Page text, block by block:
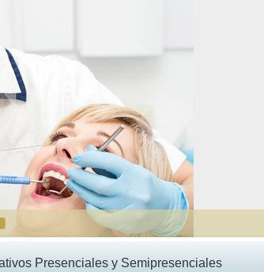
Presenciales y Semipresenciales